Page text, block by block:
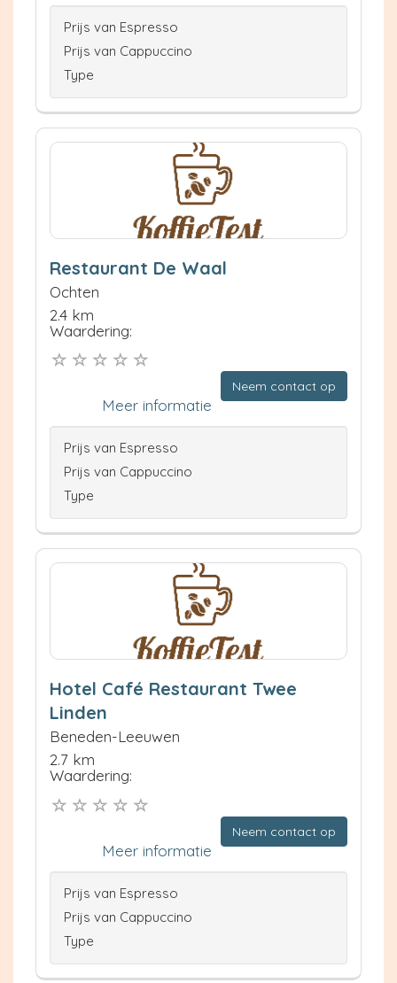
Prijs van Espresso
Prijs van Cappuccino
Type
Restaurant De Waal
Ochten
2.4 km
Waardering:
Neem contact op
Meer informatie
Prijs van Espresso
Prijs van Cappuccino
Type
Hotel Café Restaurant Twee
Linden
Beneden-Leeuwen
2.7 km
Waardering:
Neem contact op
Meer informatie
Prijs van Espresso
Prijs van Cappuccino
Type